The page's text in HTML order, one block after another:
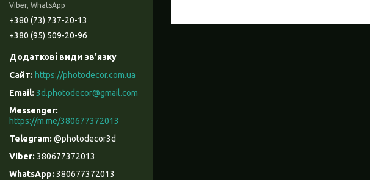
Viber, WhatsApp
+380 (73) 737-20-13
+380 (95) 509-20-96
https://photodecor.com.ua
3d.photodecor@gmail.com
https://m.me/380677372013
@photodecor3d
380677372013
380677372013